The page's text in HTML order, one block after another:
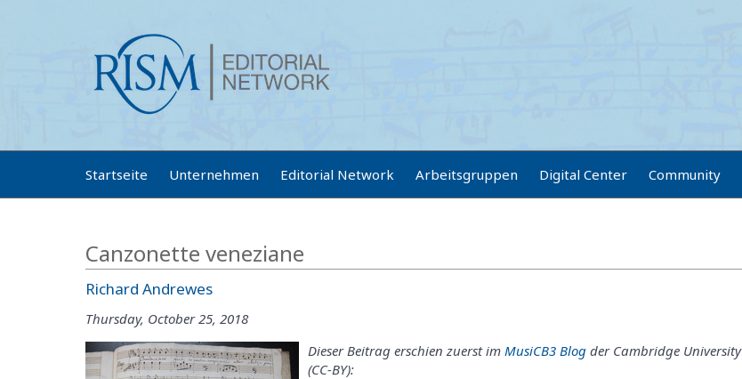
Startseite Unternehmen Editorial Network Arbeitsgruppen Digital Center Community
Canzonette veneziane
Richard Andrewes
Thursday, October 25, 2018
Dieser Beitrag erschien zuerst im MusiCB3 Blog der Cambridge University
(CC-BY):